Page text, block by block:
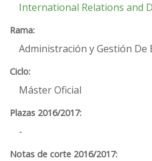
International Relations and
Administración y Gestión De
Máster Oficial
-